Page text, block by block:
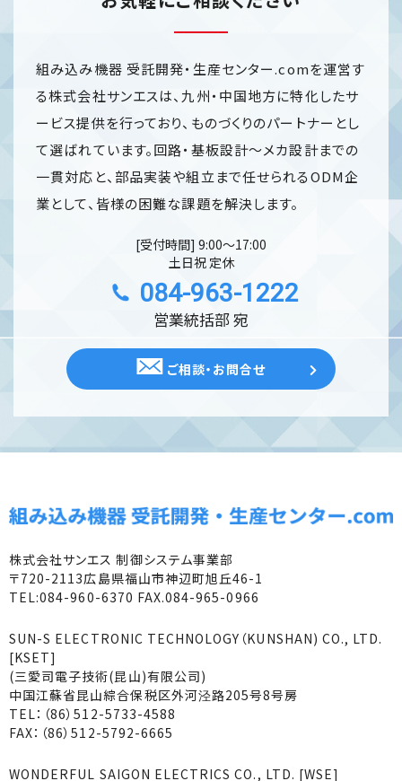
組み込み機器 受託開発・生産センター.comを運営す
る株式会社サンエスは、九州・中国地方に特化したサ
ービス提供を行っており、ものづくりのパートナーとし
て選ばれています。回路・基板設計～メカ設計までの
一貫対応と、部品実装や組立まで任せられるODM企
業として、皆様の困難な課題を解決します。
[受付時間] 9:00〜17:00
土日祝 定休
084-963-1222
営業統括部 宛
ご相談・お問合せ
株式会社サンエス 制御システム事業部
〒720-2113広島県福山市神辺町旭丘46-1
TEL:084-960-6370 FAX.084-965-0966
SUN-S ELECTRONIC TECHNOLOGY（KUNSHAN) CO., LTD.
[KSET]
(三愛司電子技術(昆山)有限公司)
中国江蘇省昆山綜合保税区外河泾路205号8号房
TEL：（86）512-5733-4588
FAX：（86）512-5792-6665
WONDERFUL SAIGON ELECTRICS CO., LTD. [WSE]